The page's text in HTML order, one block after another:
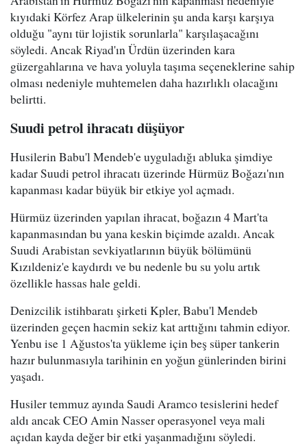
kıyıdaki Körfez Arap ülkelerinin şu anda karşı karşıya
olduğu "aynı tür lojistik sorunlarla" karşılaşacağını
söyledi. Ancak Riyad'ın Ürdün üzerinden kara
güzergahlarına ve hava yoluyla taşıma seçeneklerine sahip
olması nedeniyle muhtemelen daha hazırlıklı olacağını
belirtti.
Suudi petrol ihracatı düşüyor
Husilerin Babu'l Mendeb'e uyguladığı abluka şimdiye
kadar Suudi petrol ihracatı üzerinde Hürmüz Boğazı'nın
kapanması kadar büyük bir etkiye yol açmadı.
Hürmüz üzerinden yapılan ihracat, boğazın 4 Mart'ta
kapanmasından bu yana keskin biçimde azaldı. Ancak
Suudi Arabistan sevkiyatlarının büyük bölümünü
Kızıldeniz'e kaydırdı ve bu nedenle bu su yolu artık
özellikle hassas hale geldi.
Denizcilik istihbaratı şirketi Kpler, Babu'l Mendeb
üzerinden geçen hacmin sekiz kat arttığını tahmin ediyor.
Yenbu ise 1 Ağustos'ta yükleme için beş süper tankerin
hazır bulunmasıyla tarihinin en yoğun günlerinden birini
yaşadı.
Husiler temmuz ayında Saudi Aramco tesislerini hedef
aldı ancak CEO Amin Nasser operasyonel veya mali
açıdan kayda değer bir etki yaşanmadığını söyledi.